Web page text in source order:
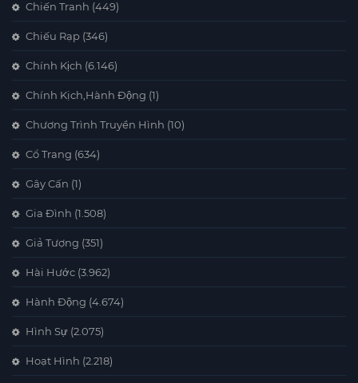
Chiến Tranh (449)
Chiếu Rạp (346)
Chính Kịch (6.146)
Chính Kịch,Hành Động (1)
Chương Trình Truyền Hình (10)
Cổ Trang (634)
Gây Cấn (1)
Gia Đình (1.508)
Giả Tượng (351)
Hài Hước (3.962)
Hành Động (4.674)
Hình Sự (2.075)
Hoạt Hình (2.218)